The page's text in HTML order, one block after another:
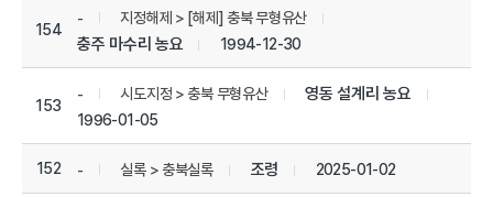
154
- 지정해제 > [해제] 충북 무형유산
충주 마수리 농요 1994-12-30
153
- 시도지정 > 충북 무형유산 영동 설계리 농요
1996-01-05
152 - 실록 > 충북실록 조령 2025-01-02